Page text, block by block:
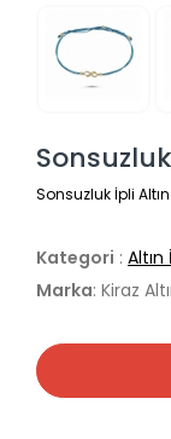
Sonsuzluk İpli
Kategori : Altın
Marka: Kiraz